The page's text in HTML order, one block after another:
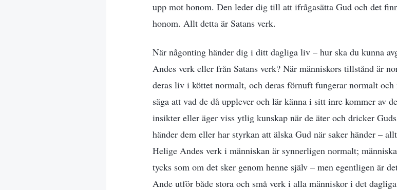
upp mot honom. Den leder dig till att ifrågasätta Gud och det
honom. Allt detta är Satans verk.
När någonting händer dig i ditt dagliga liv – hur ska du kunna
Andes verk eller från Satans verk? När människors tillstånd är
deras liv i köttet normalt, och deras förnuft fungerar normalt
säga att vad de då upplever och lär känna i sitt inre kommer av
insikter eller äger viss ytlig kunskap när de äter och dricker
händer dem eller har styrkan att älska Gud när saker händer –
Helige Andes verk i människan är synnerligen normalt;
tycks som om det sker genom henne själv – men egentligen är
Ande utför både stora och små verk i alla människor i det